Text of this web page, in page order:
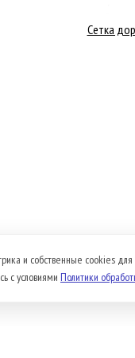
Сетка
и собственные cookies
с условиями Политики